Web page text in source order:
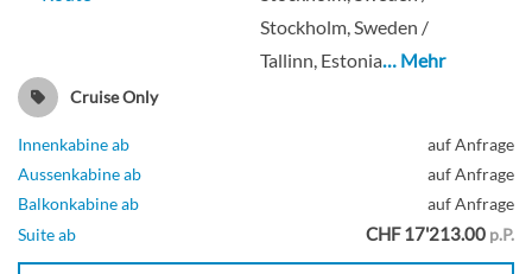
Stockholm, Sweden /
Tallinn, Estonia… Mehr
Cruise Only
Innenkabine ab
auf Anfrage
Aussenkabine ab
auf Anfrage
Balkonkabine ab
auf Anfrage
Suite ab
CHF 17'213.00 p.P.